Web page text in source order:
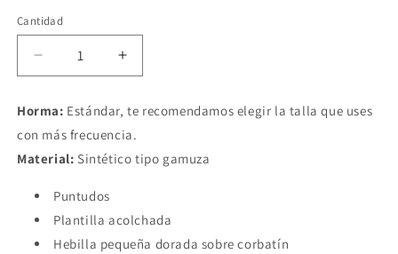
Cantidad
Reducir
cantidad
Mocasines
Nya
Beige
Aumentar
cantidad
Mocasines
Nya
Beige
Horma: Estándar, te recomendamos elegir la talla que uses
con más frecuencia.
Material: Sintético tipo gamuza
Puntudos
Plantilla acolchada
Hebilla pequeña dorada sobre corbatín